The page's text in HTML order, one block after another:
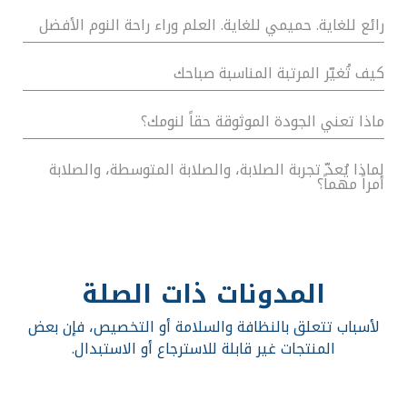
رائع للغاية. حميمي للغاية. العلم وراء راحة النوم الأفضل
كيف تُغيّر المرتبة المناسبة صباحك
ماذا تعني الجودة الموثوقة حقاً لنومك؟
لماذا يُعدّ تجربة الصلابة، والصلابة المتوسطة، والصلابة
أمراً مهماً؟
المدونات ذات الصلة
لأسباب تتعلق بالنظافة والسلامة أو التخصيص، فإن بعض
المنتجات غير قابلة للاسترجاع أو الاستبدال.